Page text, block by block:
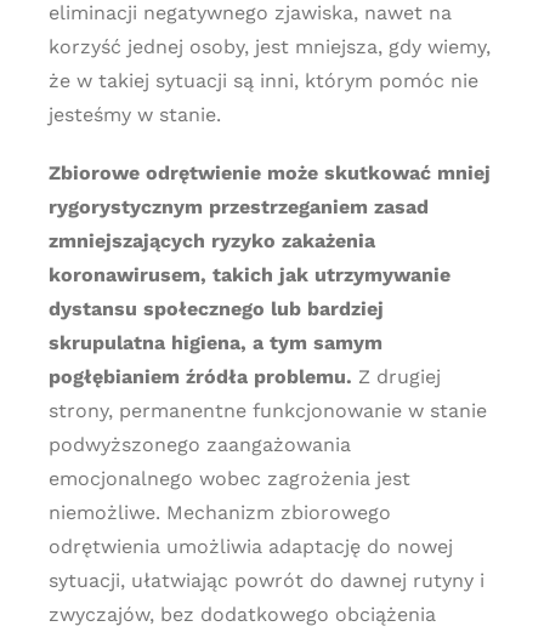
eliminacji negatywnego zjawiska, nawet na
korzyść jednej osoby, jest mniejsza, gdy wiemy,
że w takiej sytuacji są inni, którym pomóc nie
jesteśmy w stanie.
Zbiorowe odrętwienie może skutkować mniej
rygorystycznym przestrzeganiem zasad
zmniejszających ryzyko zakażenia
koronawirusem, takich jak utrzymywanie
dystansu społecznego lub bardziej
skrupulatna higiena, a tym samym
pogłębianiem źródła problemu. Z drugiej
strony, permanentne funkcjonowanie w stanie
podwyższonego zaangażowania
emocjonalnego wobec zagrożenia jest
niemożliwe. Mechanizm zbiorowego
odrętwienia umożliwia adaptację do nowej
sytuacji, ułatwiając powrót do dawnej rutyny i
zwyczajów, bez dodatkowego obciążenia